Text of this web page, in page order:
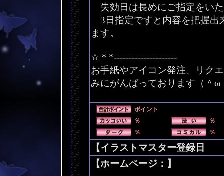
失効日は長めにご指定をい
3日指定ですと内容を把握出
ます。
☆＊*---------------------
お手紙やアイコン発注、リク
みにがんばっております（＾ω
ポイント
％
％
％
％
【イラストマスター登録
【ホームページ：】